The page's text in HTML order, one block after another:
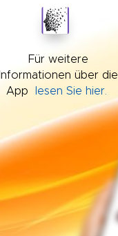
Für weitere
Informationen über die
App
lesen Sie hier.